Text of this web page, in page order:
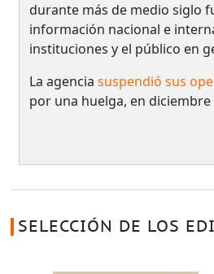
durante más de medio siglo
información nacional e
instituciones y el público en
La agencia suspendió sus
por una huelga, en
SELECCIÓN DE LOS